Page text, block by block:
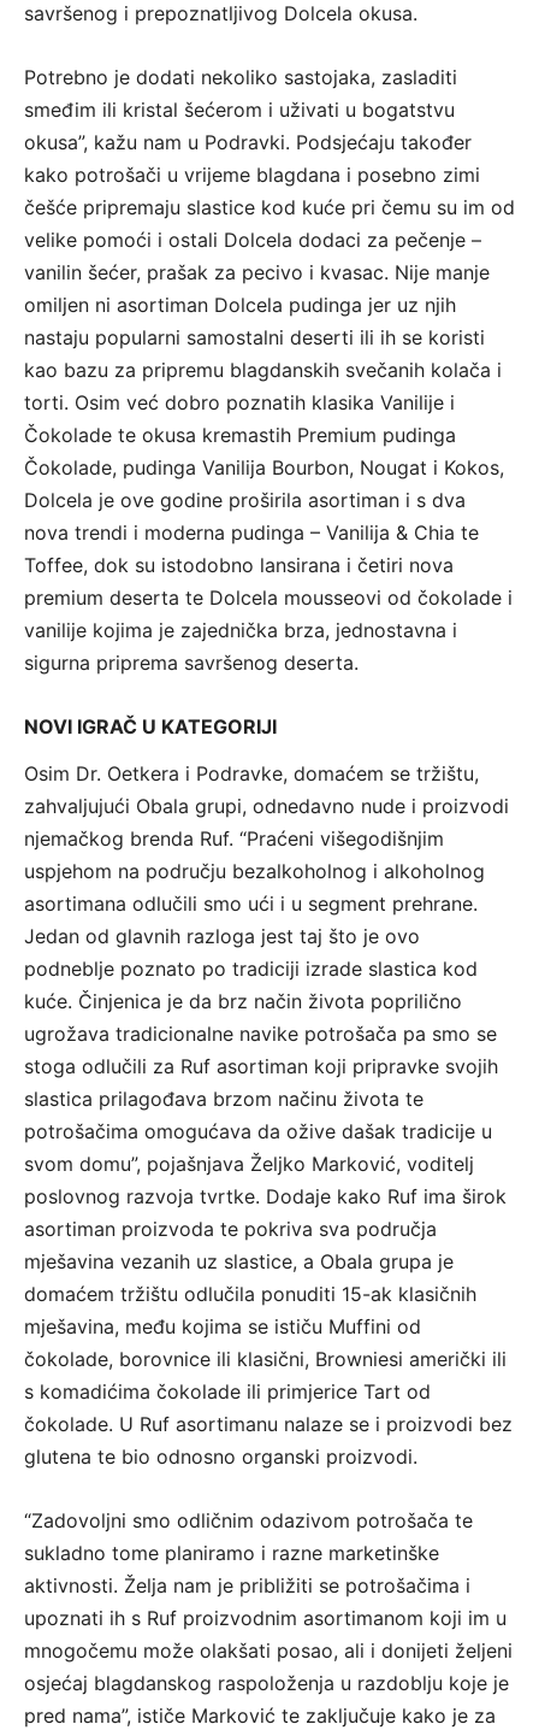
savršenog i prepoznatljivog Dolcela okusa.
Potrebno je dodati nekoliko sastojaka, zasladiti
smeđim ili kristal šećerom i uživati u bogatstvu
okusa”, kažu nam u Podravki. Podsjećaju također
kako potrošači u vrijeme blagdana i posebno zimi
češće pripremaju slastice kod kuće pri čemu su im od
velike pomoći i ostali Dolcela dodaci za pečenje –
vanilin šećer, prašak za pecivo i kvasac. Nije manje
omiljen ni asortiman Dolcela pudinga jer uz njih
nastaju popularni samostalni deserti ili ih se koristi
kao bazu za pripremu blagdanskih svečanih kolača i
torti. Osim već dobro poznatih klasika Vanilije i
Čokolade te okusa kremastih Premium pudinga
Čokolade, pudinga Vanilija Bourbon, Nougat i Kokos,
Dolcela je ove godine proširila asortiman i s dva
nova trendi i moderna pudinga – Vanilija & Chia te
Toffee, dok su istodobno lansirana i četiri nova
premium deserta te Dolcela mousseovi od čokolade i
vanilije kojima je zajednička brza, jednostavna i
sigurna priprema savršenog deserta.
NOVI IGRAČ U KATEGORIJI
Osim Dr. Oetkera i Podravke, domaćem se tržištu,
zahvaljujući Obala grupi, odnedavno nude i proizvodi
njemačkog brenda Ruf. “Praćeni višegodišnjim
uspjehom na području bezalkoholnog i alkoholnog
asortimana odlučili smo ući i u segment prehrane.
Jedan od glavnih razloga jest taj što je ovo
podneblje poznato po tradiciji izrade slastica kod
kuće. Činjenica je da brz način života poprilično
ugrožava tradicionalne navike potrošača pa smo se
stoga odlučili za Ruf asortiman koji pripravke svojih
slastica prilagođava brzom načinu života te
potrošačima omogućava da ožive dašak tradicije u
svom domu”, pojašnjava Željko Marković, voditelj
poslovnog razvoja tvrtke. Dodaje kako Ruf ima širok
asortiman proizvoda te pokriva sva područja
mješavina vezanih uz slastice, a Obala grupa je
domaćem tržištu odlučila ponuditi 15-ak klasičnih
mješavina, među kojima se ističu Muffini od
čokolade, borovnice ili klasični, Browniesi američki ili
s komadićima čokolade ili primjerice Tart od
čokolade. U Ruf asortimanu nalaze se i proizvodi bez
glutena te bio odnosno organski proizvodi.
“Zadovoljni smo odličnim odazivom potrošača te
sukladno tome planiramo i razne marketinške
aktivnosti. Želja nam je približiti se potrošačima i
upoznati ih s Ruf proizvodnim asortimanom koji im u
mnogočemu može olakšati posao, ali i donijeti željeni
osjećaj blagdanskog raspoloženja u razdoblju koje je
pred nama”, ističe Marković te zaključuje kako je za